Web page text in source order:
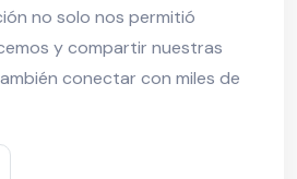
no solo nos permitió
y compartir nuestras
conectar con miles de